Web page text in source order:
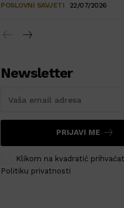
POSLOVNI SAVJETI 22/07/2026
Newsletter
PRIJAVI ME
Klikom na kvadratić
Politiku privatnosti